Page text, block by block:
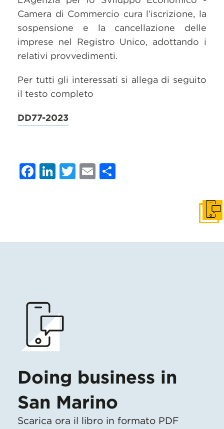
Camera di Commercio cura l’iscrizione, la
sospensione e la cancellazione delle
imprese nel Registro Unico, adottando i
relativi provvedimenti.
Per tutti gli interessati si allega di seguito
il testo completo
DD77-2023
Facebook
LinkedIn
Twitter
Email
Doing business in
San Marino
Scarica ora il libro in formato PDF
Get